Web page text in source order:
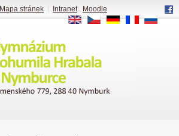
Mapa stránek Intranet|
Moodle
EN
CS DE FR RU